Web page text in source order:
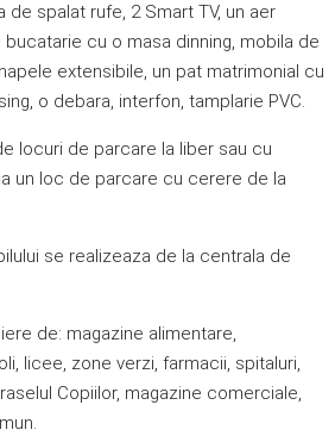
de spalat rufe, 2 Smart TV, un aer
cu o masa dinning, mobila de
extensibile, un pat matrimonial cu
o debara, interfon, tamplarie PVC.
locuri de parcare la liber sau cu
un loc de parcare cu cerere de la
se realizeaza de la centrala de
de: magazine alimentare,
licee, zone verzi, farmacii, spitaluri,
Copiilor, magazine comerciale,